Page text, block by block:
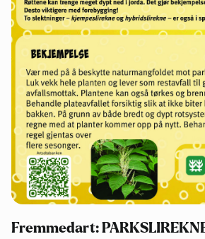
Fremmedart: